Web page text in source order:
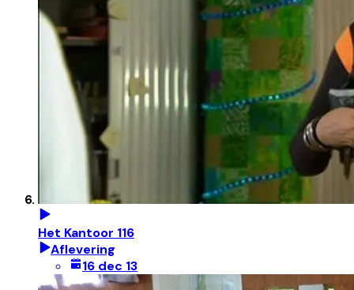
Het Kantoor 116
Aflevering
16 dec 13